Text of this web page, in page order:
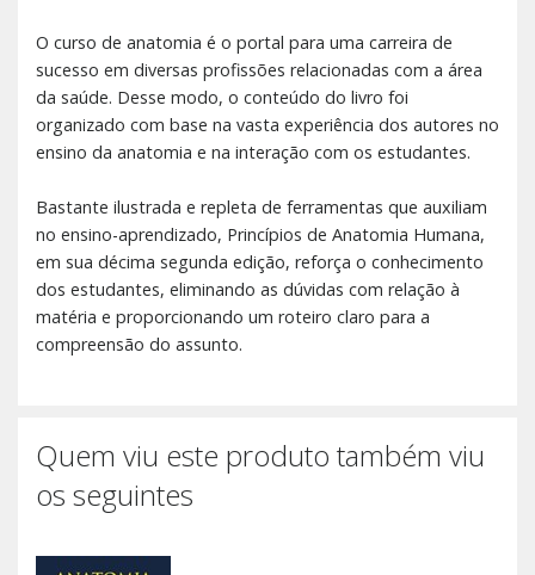
O curso de anatomia é o portal para uma carreira de
sucesso em diversas profissões relacionadas com a área
da saúde. Desse modo, o conteúdo do livro foi
organizado com base na vasta experiência dos autores no
ensino da anatomia e na interação com os estudantes.
Bastante ilustrada e repleta de ferramentas que auxiliam
no ensino-aprendizado, Princípios de Anatomia Humana,
em sua décima segunda edição, reforça o conhecimento
dos estudantes, eliminando as dúvidas com relação à
matéria e proporcionando um roteiro claro para a
compreensão do assunto.
Quem viu este produto também viu
os seguintes